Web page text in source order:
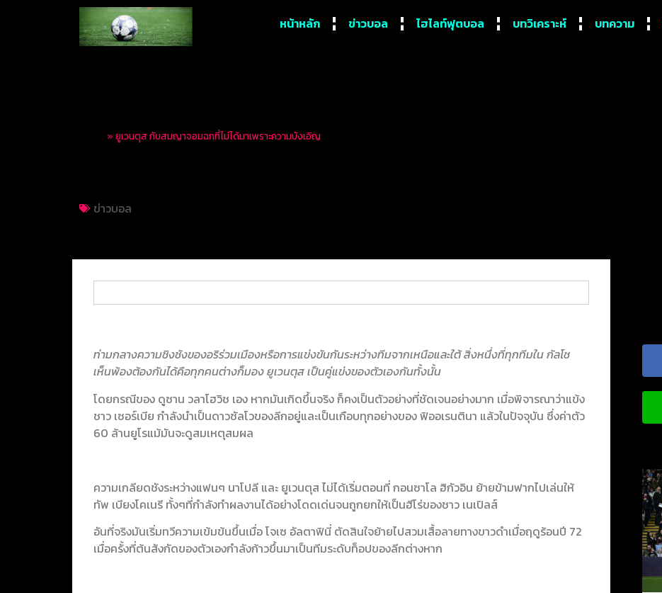
หน้าหลัก ข่าวบอล ไฮไลท์ฟุตบอล บทวิเคราะห์ บทความ
» ยูเวนตุส กับสมญาจอมฉกที่ไม่ได้มาเพราะความบังเอิญ
ข่าวบอล
ท่ามกลางความชิงชังของอริร่วมเมืองหรือการแข่งขันกันระหว่างทีมจากเหนือและใต้ สิ่งหนึ่งที่ทุกทีมใน กัลโช
เห็นพ้องต้องกันได้คือทุกคนต่างก็มอง ยูเวนตุส เป็นคู่แข่งของตัวเองกันทั้งนั้น
โดยกรณีของ ดูซาน วลาโฮวิช เอง หากมันเกิดขึ้นจริง ก็คงเป็นตัวอย่างที่ชัดเจนอย่างมาก เมื่อพิจารณาว่าแข้ง
ชาว เซอร์เบีย กำลังนำเป็นดาวซัลโวของลีกอยู่และเป็นเกือบทุกอย่างของ ฟิออเรนตินา แล้วในปัจจุบัน ซึ่งค่าตัว
60 ล้านยูโรแม้มันจะดูสมเหตุสมผล
ความเกลียดชังระหว่างแฟนๆ นาโปลี และ ยูเวนตุส ไม่ได้เริ่มตอนที่ กอนซาโล ฮิกัวอิน ย้ายข้ามฟากไปเล่นให้
ทัพ เบียงโคเนรี ทั้งๆที่กำลังทำผลงานได้อย่างโดดเด่นจนถูกยกให้เป็นฮีโร่ของชาว เนเปิลส์
อันที่จริงมันเริ่มทวีความเข้มข้นขึ้นเมื่อ โจเซ อัลตาฟินี่ ตัดสินใจย้ายไปสวมเสื้อลายทางขาวดำเมื่อฤดูร้อนปี 72
เมื่อครั้งที่ต้นสังกัดของตัวเองกำลังก้าวขึ้นมาเป็นทีมระดับท็อปของลีกต่างหาก